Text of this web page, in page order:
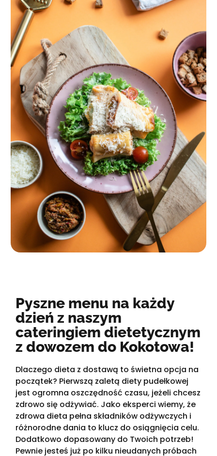
Pyszne menu na każdy
dzień z naszym
cateringiem dietetycznym
z dowozem do Kokotowa!
Dlaczego dieta z dostawą to świetna opcja na
początek? Pierwszą zaletą diety pudełkowej
jest ogromna oszczędność czasu, jeżeli chcesz
zdrowo się odżywiać. Jako eksperci wiemy, że
zdrowa dieta pełna składników odżywczych i
różnorodne dania to klucz do osiągnięcia celu.
Dodatkowo dopasowany do Twoich potrzeb!
Pewnie jesteś już po kilku nieudanych próbach